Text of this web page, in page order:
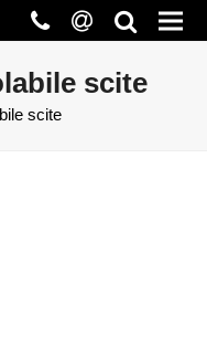
phone
at search
scite
scite